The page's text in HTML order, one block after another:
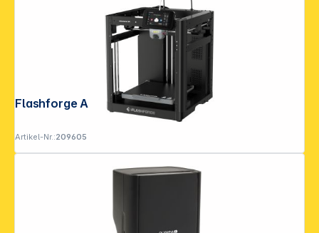
Flashforge Adventurer 5M
Artikel-Nr.:209605